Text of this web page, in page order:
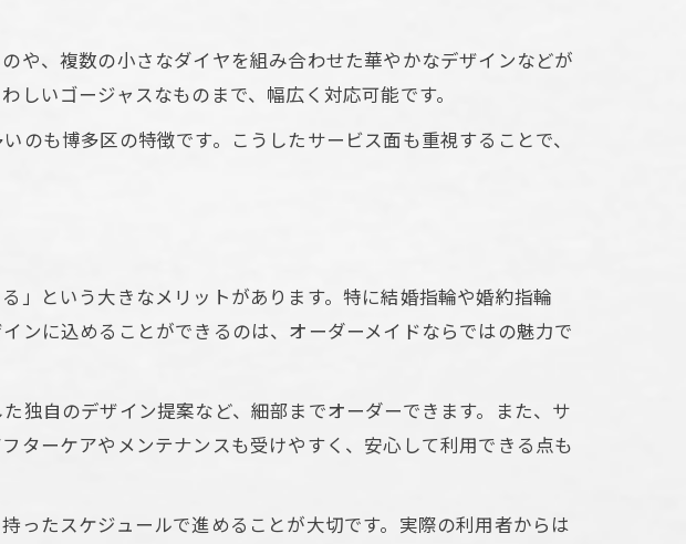
験の魅力
ュエリーが人気の理由
デザイン事例
を徹底解説
ポイント
方のコツ
や、複数の小さなダイヤを組み合わせた華やかなデザインなどが
いゴージャスなものまで、幅広く対応可能です。
も博多区の特徴です。こうしたサービス面も重視することで、
」という大きなメリットがあります。特に結婚指輪や婚約指輪
ンに込めることができるのは、オーダーメイドならではの魅力で
独自のデザイン提案など、細部までオーダーできます。また、サ
ターケアやメンテナンスも受けやすく、安心して利用できる点も
ったスケジュールで進めることが大切です。実際の利用者からは